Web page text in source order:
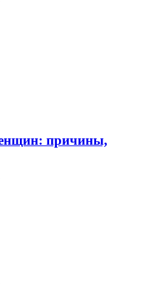
причины,